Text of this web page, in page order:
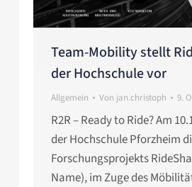
Team-Mobility stellt
der Hochschule vor
Allgemein Von jan.christoph 9.
R2R – Ready to Ride? Am
der Hochschule Pforzheim
Forschungsprojekts
Name), im Zuge des